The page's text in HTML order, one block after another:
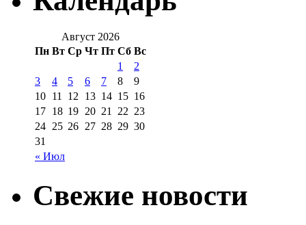
Август 2026
Пн Вт Ср Чт Пт Сб Вс
« Июл
1
2
3
4 5 6 7 8
9
10 11 12 13 14 15 16
17 18 19 20 21 22 23
24 25 26 27 28 29 30
31
Свежие новости